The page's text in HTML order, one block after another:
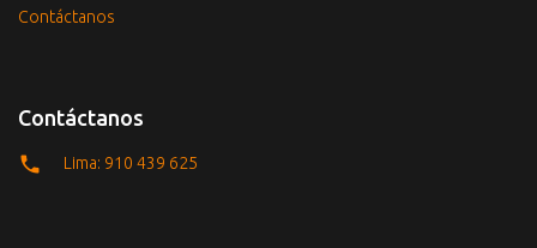
Contáctanos
Contáctanos
Lima: 910 439 625